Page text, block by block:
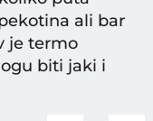
ali bar
je termo
biti jaki i